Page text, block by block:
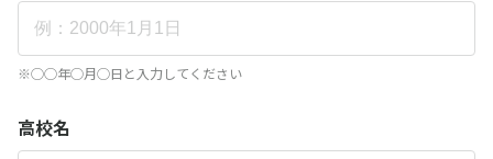
※◯◯年◯月◯日と入力してください
高校名